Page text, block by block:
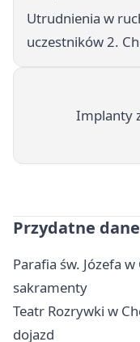
Utrudnienia w
uczestników 2.
Implanty
Przydatne
Parafia św. Józefa
sakramenty
Teatr Rozrywki w
dojazd